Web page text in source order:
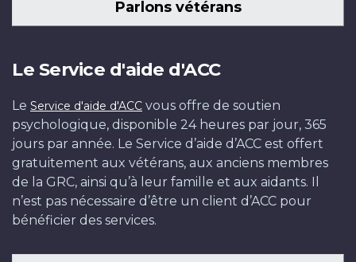
Parlons vétérans
Le Service d'aide d'ACC
Le Service d'aide d'ACC vous offre de soutien
psychologique, disponible 24 heures par jour, 365
jours par année. Le Service d’aide d’ACC est offert
gratuitement aux vétérans, aux anciens membres
de la GRC, ainsi qu’à leur famille et aux aidants. Il
n’est pas nécessaire d’être un client d’ACC pour
bénéficier des services.